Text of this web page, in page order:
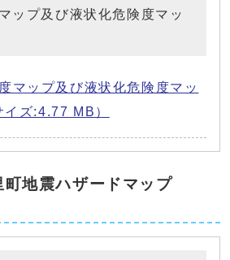
ップ及び液状化危険度マッ
マップ及び液状化危険度マッ
ズ:4.77 MB）
地震ハザードマップ